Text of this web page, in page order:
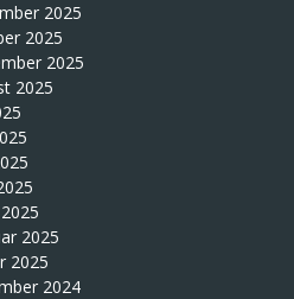
2025
2025
2025
2025
2025
2025
2024